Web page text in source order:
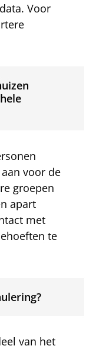
Voor
voor de
groepen
apart
met
te
van het